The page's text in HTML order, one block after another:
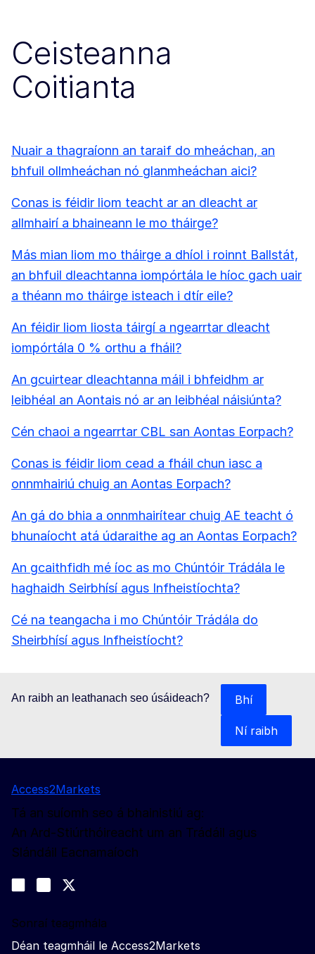
Ceisteanna
Coitianta
Nuair a thagraíonn an taraif do mheáchan, an
bhfuil ollmheáchan nó glanmheáchan aici?
Conas is féidir liom teacht ar an dleacht ar
allmhairí a bhaineann le mo tháirge?
Más mian liom mo tháirge a dhíol i roinnt Ballstát,
an bhfuil dleachtanna iompórtála le híoc gach uair
a théann mo tháirge isteach i dtír eile?
An féidir liom liosta táirgí a ngearrtar dleacht
iompórtála 0 % orthu a fháil?
An gcuirtear dleachtanna máil i bhfeidhm ar
leibhéal an Aontais nó ar an leibhéal náisiúnta?
Cén chaoi a ngearrtar CBL san Aontas Eorpach?
Conas is féidir liom cead a fháil chun iasc a
onnmhairiú chuig an Aontas Eorpach?
An gá do bhia a onnmhairítear chuig AE teacht ó
bhunaíocht atá údaraithe ag an Aontas Eorpach?
An gcaithfidh mé íoc as mo Chúntóir Trádála le
haghaidh Seirbhísí agus Infheistíochta?
Cé na teangacha i mo Chúntóir Trádála do
Sheirbhísí agus Infheistíocht?
An raibh an leathanach seo úsáideach? Bhí
Ní raibh
Access2Markets
Tá an suíomh seo á bhainistiú ag:
An Ard-Stiúrthóireacht um an Trádáil agus
Slándáil Eacnamaíoch
Join us on LinkedIn
Trade-Off podcast
Sonraí teagmhála
Déan teagmháil le Access2Markets